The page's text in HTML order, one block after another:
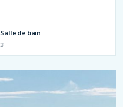
Salle de bain
3